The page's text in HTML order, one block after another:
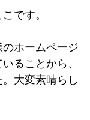
です。
ホームページ
ることから、
大変素晴らし